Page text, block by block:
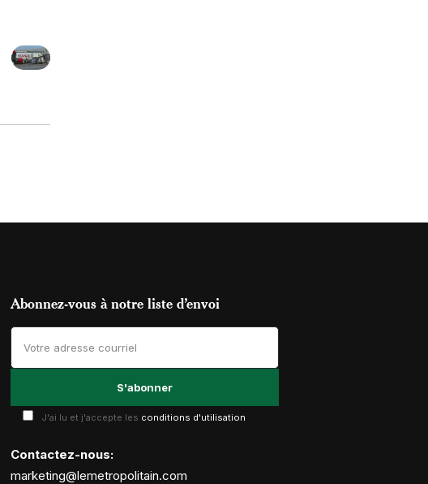
Abonnez-vous à notre liste d’envoi
J'ai lu et j'accepte les conditions d'utilisation
Contactez-nous:
marketing@lemetropolitain.com